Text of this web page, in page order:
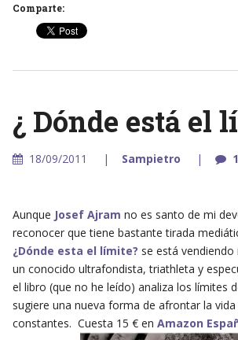
Comparte:
¿ Dónde está el
18/09/2011 Sampietro
Aunque Josef Ajram no es santo de mi
reconocer que tiene bastante tirada
¿Dónde esta el límite? se está vendiendo
un conocido ultrafondista, triathleta y
el libro (que no he leído) analiza los límites
sugiere una nueva forma de afrontar la
constantes. Cuesta 15 € en Amazon